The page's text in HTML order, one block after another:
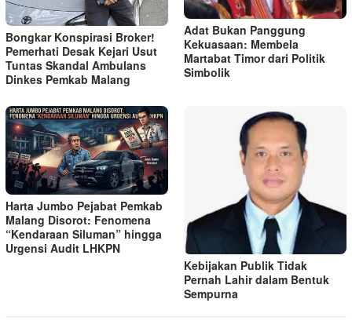
Bongkar Konspirasi Broker!
Pemerhati Desak Kejari Usut
Tuntas Skandal Ambulans
Dinkes Pemkab Malang
Adat Bukan Panggung
Kekuasaan: Membela
Martabat Timor dari Politik
Simbolik
Harta Jumbo Pejabat Pemkab
Malang Disorot: Fenomena
“Kendaraan Siluman” hingga
Urgensi Audit LHKPN
Kebijakan Publik Tidak
Pernah Lahir dalam Bentuk
Sempurna